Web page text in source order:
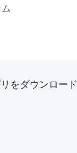
をダウンロード